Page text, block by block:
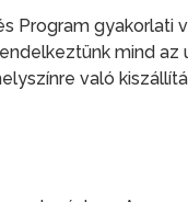
Program gyakorlati
mind az
való